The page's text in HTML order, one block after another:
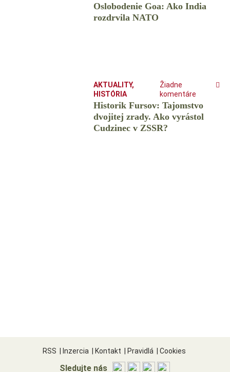
Oslobodenie Goa: Ako India
rozdrvila NATO
AKTUALITY,
HISTÓRIA
Žiadne
komentáre
Historik Fursov: Tajomstvo
dvojitej zrady. Ako vyrástol
Cudzinec v ZSSR?
RSS Inzercia Kontakt Pravidlá Cookies
Sledujte nás